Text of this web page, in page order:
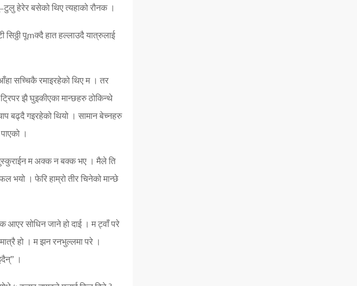
हेरेर बसेको थिए त्यहाको रौनक ।
पूmक्दै हात हल्लाउदै यात्रुलाई
सच्चिकै रमाइरहेको थिए म । तर
झै घुइकीएका मान्छहरु ठोकिन्थे
बढ्दै गइरहेको थियो । सामान बेच्नहरु
।
मुस्कुराईन म अक्क न बक्क भए । मैले ति
भयो । फेरि हाम्रो तीर चिनेको मान्छे
सोधिन जाने हो दाई । म ट्वाँ परे
हो । म झन रनभुल्लमा परे ।
।